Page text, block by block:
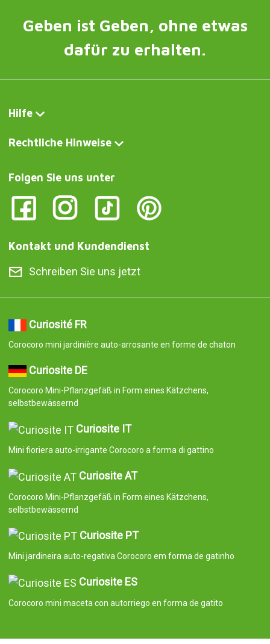
Geben ist Geben, ohne etwas
dafür zu erhalten.
Hilfe
Rechtliche Hinweise
Folgen Sie uns unter
Kontakt und Kundendienst
Schreiben Sie uns jetzt
Curiosité FR
Corocoro mini jardinière auto-arrosante en forme de chaton
Curiosite DE
Corocoro Mini-Pflanzgefäß in Form eines Kätzchens,
selbstbewässernd
Curiosite IT
Mini fioriera auto-irrigante Corocoro a forma di gattino
Curiosite AT
Corocoro Mini-Pflanzgefäß in Form eines Kätzchens,
selbstbewässernd
Curiosite PT
Mini jardineira auto-regativa Corocoro em forma de gatinho
Curiosite ES
Corocoro mini maceta con autorriego en forma de gatito